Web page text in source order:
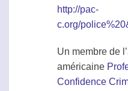
http://pac-
c.org/
Un membre de
américaine
Confidence